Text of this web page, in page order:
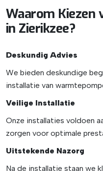
Waarom Kiezen
in Zierikzee?
Deskundig Advies
We bieden deskundige
installatie van
Veilige Installatie
Onze installaties voldoen
zorgen voor optimale
Uitstekende Nazorg
Na de installatie staan we